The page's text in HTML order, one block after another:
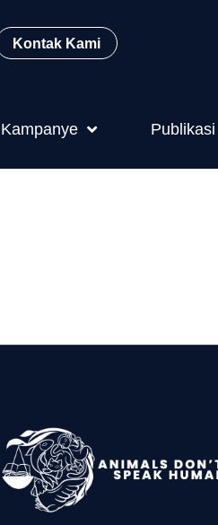
Kontak Kami
Kampanye Publikasi